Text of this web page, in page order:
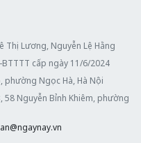
Thị Lương, Nguyễn Lệ Hằng
cấp ngày 11/6/2024
phường Ngọc Hà, Hà Nội
58 Nguyễn Bỉnh Khiêm, phường